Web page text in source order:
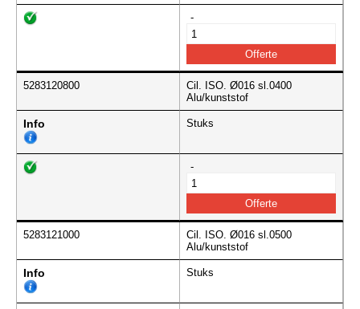
-
5283120800
Cil. ISO. Ø016 sl.0400
Alu/kunststof
Info Stuks
-
5283121000
Cil. ISO. Ø016 sl.0500
Alu/kunststof
Info Stuks